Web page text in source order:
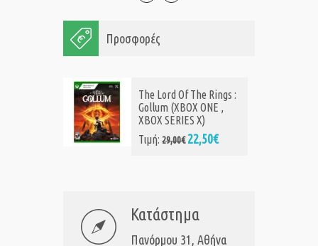
Προσφορές
The Lord Of The Rings :
Gollum (XBOX ONE ,
XBOX SERIES X)
Τιμή:29,00€22,50€
Κατάστημα
Πανόρμου 31, Αθήνα